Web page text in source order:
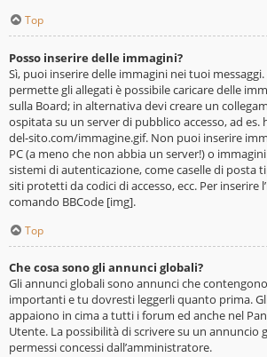
Top
Posso inserire delle immagini?
Sì, puoi inserire delle immagini nei tuoi
permette gli allegati è possibile caricare delle
sulla Board; in alternativa devi creare un
ospitata su un server di pubblico accesso, ad
del-sito.com/immagine.gif. Non puoi inserire
PC (a meno che non abbia un server!) o
sistemi di autenticazione, come caselle di posta
siti protetti da codici di accesso, ecc. Per inserire
comando BBCode [img].
Top
Che cosa sono gli annunci globali?
Gli annunci globali sono annunci che
importanti e tu dovresti leggerli quanto prima.
appaiono in cima a tutti i forum ed anche nel
Utente. La possibilità di scrivere su un annuncio
permessi concessi dall’amministratore.